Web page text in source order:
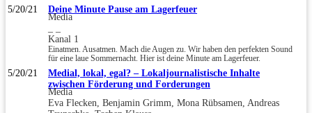
5/20/21 Deine Minute Pause am Lagerfeuer
Media
Kanal 1
Einatmen. Ausatmen. Mach die Augen zu. Wir haben den perfekten Sound
für eine laue Sommernacht. Hier ist deine Minute am Lagerfeuer.
5/20/21
Medial, lokal, egal? – Lokaljournalistische Inhalte
zwischen Förderung und Forderungen
Media
Eva Flecken, Benjamin Grimm, Mona Rübsamen, Andreas